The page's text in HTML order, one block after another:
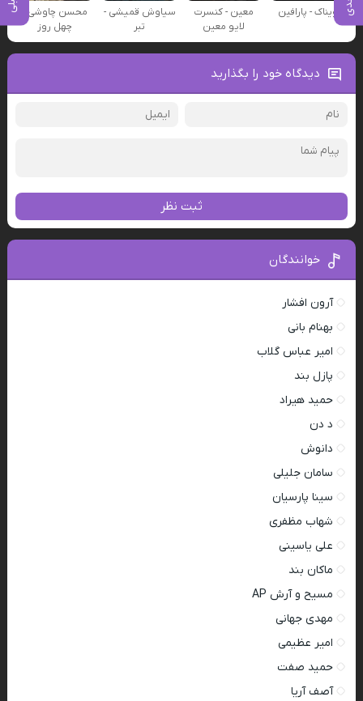
ویناک - پارافین
معین - کنسرت
لایو معین
سیاوش قمیشی -
تبر
محسن چاوشی -
چهل روز
دیدگاه خود را بگذارید
ثبت نظر
خوانندگان
آرون افشار
بهنام بانی
امیر عباس گلاب
پازل بند
حمید هیراد
د دن
دانوش
سامان جلیلی
سینا پارسیان
شهاب مظفری
علی یاسینی
ماکان بند
مسیح و آرش AP
مهدی جهانی
امیر عظیمی
حمید صفت
آصف آریا